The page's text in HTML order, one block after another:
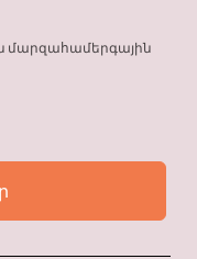
մարզահամերգային